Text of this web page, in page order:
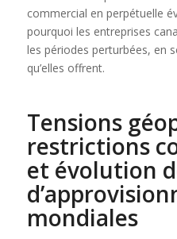
commercial en perpétuelle
pourquoi les entreprises
les périodes perturbées, en
qu’elles offrent.
Tensions
restrictions
et évolution
mondiales